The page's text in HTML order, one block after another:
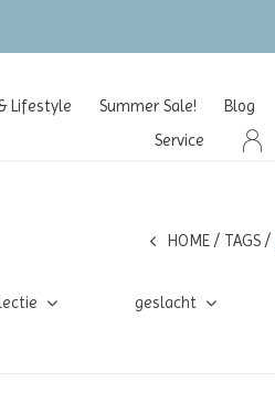
Lifestyle Summer Sale! Blog
Service
HOME TAGS
geslacht